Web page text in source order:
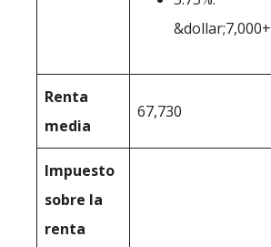
&dollar;7,000+
Renta
media
67,730
Impuesto
sobre la
renta